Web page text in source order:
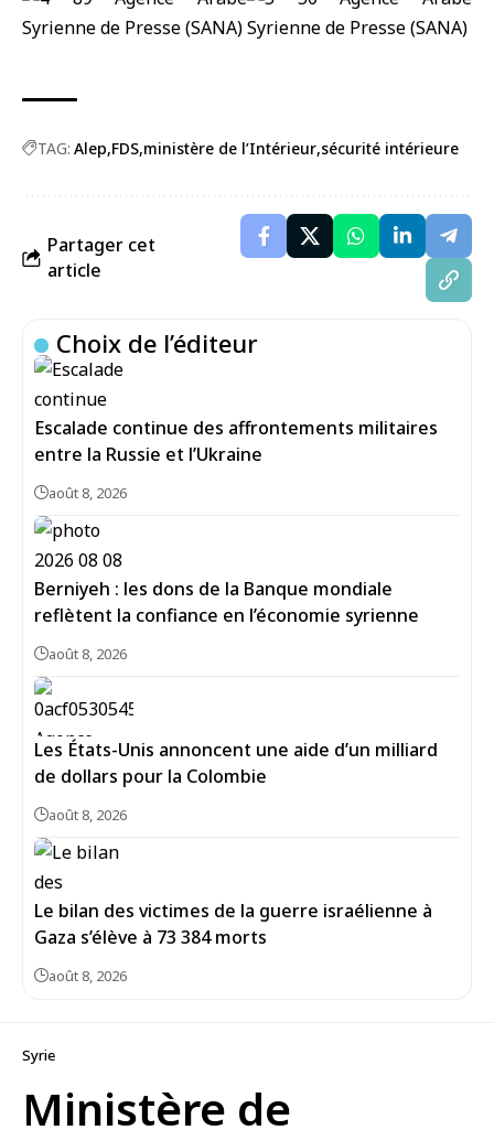
TAG: Alep FDS ministère de l’Intérieur sécurité intérieure
Partager cet
article
Choix de l’éditeur
Escalade continue des affrontements militaires
entre la Russie et l’Ukraine
août 8, 2026
Berniyeh : les dons de la Banque mondiale
reflètent la confiance en l’économie syrienne
août 8, 2026
Les États-Unis annoncent une aide d’un milliard
de dollars pour la Colombie
août 8, 2026
Le bilan des victimes de la guerre israélienne à
Gaza s’élève à 73 384 morts
août 8, 2026
Syrie
Ministère de